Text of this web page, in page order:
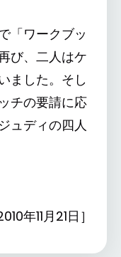
「ワークブッ
び、二人はケ
ました。そし
チの要請に応
ュディの四人
年11月21日］